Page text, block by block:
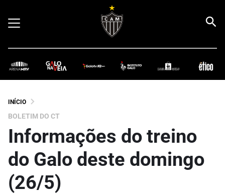
INÍCIO
BOLETIM DO CT
Informações do treino
do Galo deste domingo
(26/5)